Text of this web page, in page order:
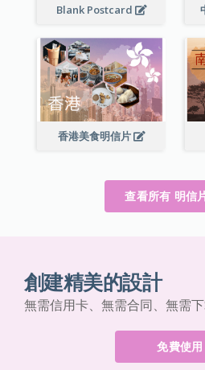
Blank Postcard
香港美食明信片
查看所有 明信
創建精美的設計
無需信用卡、無需合同、無需下
免費使用